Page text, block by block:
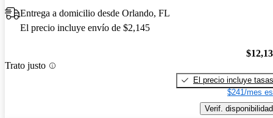
Entrega a domicilio desde Orlando, FL
El precio incluye envío de $2,145
Trato justo
El precio incluye tasas
$241/mes
Verif. disponibilidad